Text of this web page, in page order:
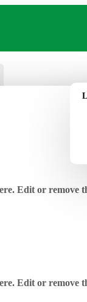
Edit or remove
Edit or remove